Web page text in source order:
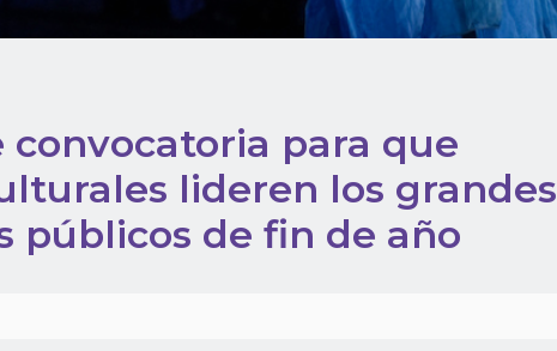
convocatoria para que
lideren los grandes
públicos de fin de año